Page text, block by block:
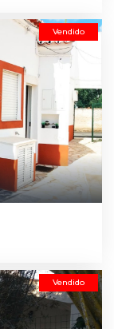
Vendido
Vendido